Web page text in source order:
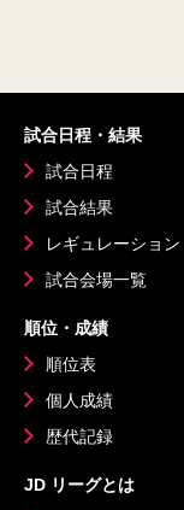
試合日程・結果
試合日程
試合結果
レギュレーション
試合会場一覧
順位・成績
順位表
個人成績
歴代記録
JD リーグとは